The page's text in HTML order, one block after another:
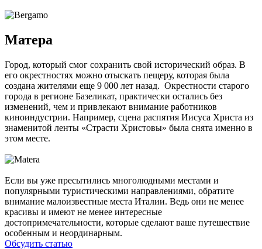
Матера
Город, который смог сохранить свой исторический образ. В
его окрестностях можно отыскать пещеру, которая была
создана жителями еще 9 000 лет назад. Окрестности старого
города в регионе Базеликат, практически остались без
изменений, чем и привлекают внимание работников
киноиндустрии. Например, сцена распятия Иисуса Христа из
знаменитой ленты «Страсти Христовы» была снята именно в
этом месте.
Если вы уже пресытились многолюдными местами и
популярными туристическими направлениями, обратите
внимание малоизвестные места Италии. Ведь они не менее
красивы и имеют не менее интересные
достопримечательности, которые сделают ваше путешествие
особенным и неординарным.
Обсудить статью